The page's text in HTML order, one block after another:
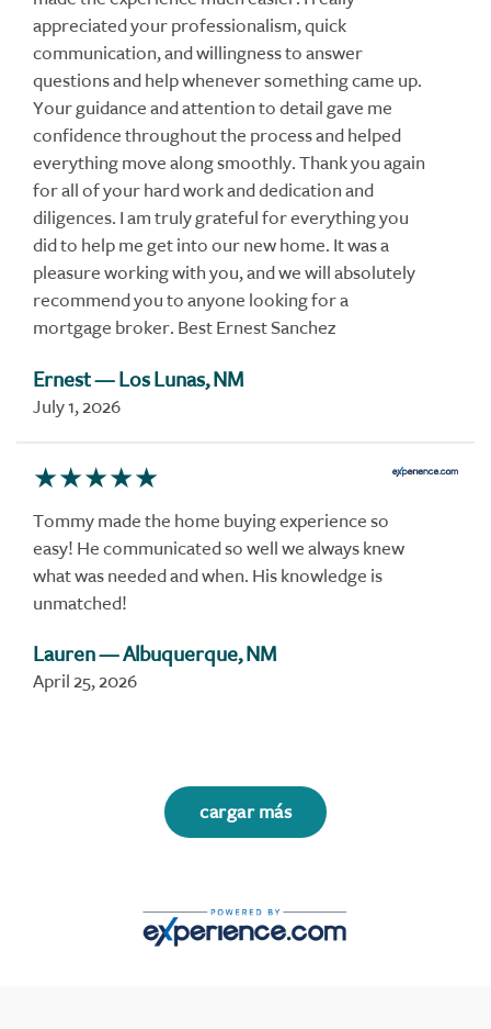
appreciated your professionalism, quick
communication, and willingness to answer
questions and help whenever something came up.
Your guidance and attention to detail gave me
confidence throughout the process and helped
everything move along smoothly. Thank you again
for all of your hard work and dedication and
diligences. I am truly grateful for everything you
did to help me get into our new home. It was a
pleasure working with you, and we will absolutely
recommend you to anyone looking for a
mortgage broker. Best Ernest Sanchez
Ernest— Los Lunas, NM
July 1, 2026
Tommy made the home buying experience so
easy! He communicated so well we always knew
what was needed and when. His knowledge is
unmatched!
Lauren— Albuquerque, NM
April 25, 2026
cargar más